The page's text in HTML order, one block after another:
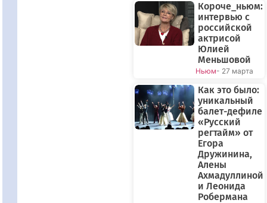
Короче_ньюм:
интервью с
российской
актрисой
Юлией
Меньшовой
Ньюм- 27 марта
Как это было:
уникальный
балет-дефиле
«Русский
регтайм» от
Егора
Дружинина,
Алены
Ахмадуллиной
и Леонида
Робермана